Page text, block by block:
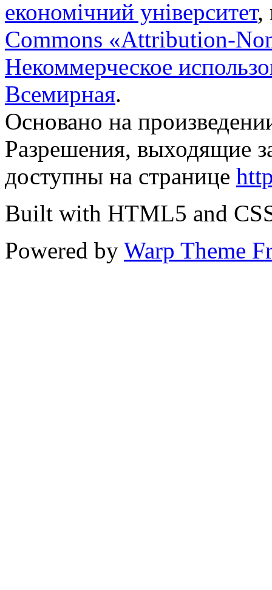
економічний університет,
Commons «Attribution-
Некоммерческое
Всемирная.
Основано на
Разрешения, выходящие
доступны на странице
Built with HTML5 and
Powered by Warp Theme